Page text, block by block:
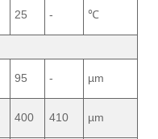
25 - ℃
95 - µm
400 410 µm